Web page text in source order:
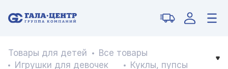
Товары для детей
Все товары
Игрушки для девочек
Куклы, пупсы